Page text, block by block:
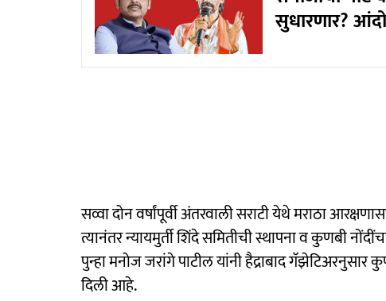
सुधारणार?
सव्वा दोन वर्षांपूर्वी अंतरवाली सराटी येथे मराठा
त्यानंतर न्यायमुर्ती शिंदे समितीची स्थापना व कुणबी
पुन्हा मनोज जरांगे पाटील यांनी हैद्राबाद गॅझेटिअरनुसार
दिली आहे.